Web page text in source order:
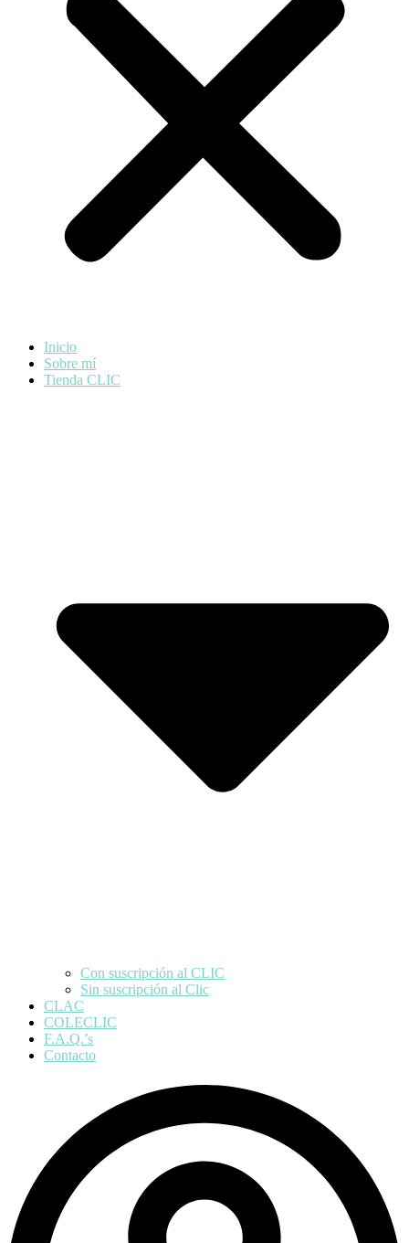
Inicio
Sobre mí
Tienda CLIC
Con suscripción al CLIC
Sin suscripción al Clic
CLAC
COLECLIC
F.A.Q.’s
Contacto